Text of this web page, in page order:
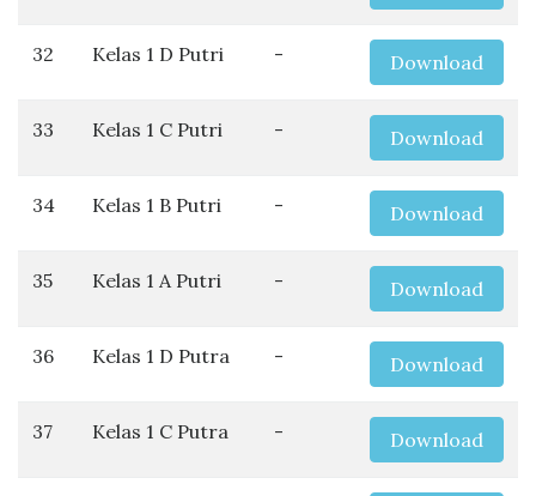
32 Kelas 1 D Putri - Download
33 Kelas 1 C Putri - Download
34 Kelas 1 B Putri - Download
35 Kelas 1 A Putri - Download
36 Kelas 1 D Putra - Download
37 Kelas 1 C Putra - Download